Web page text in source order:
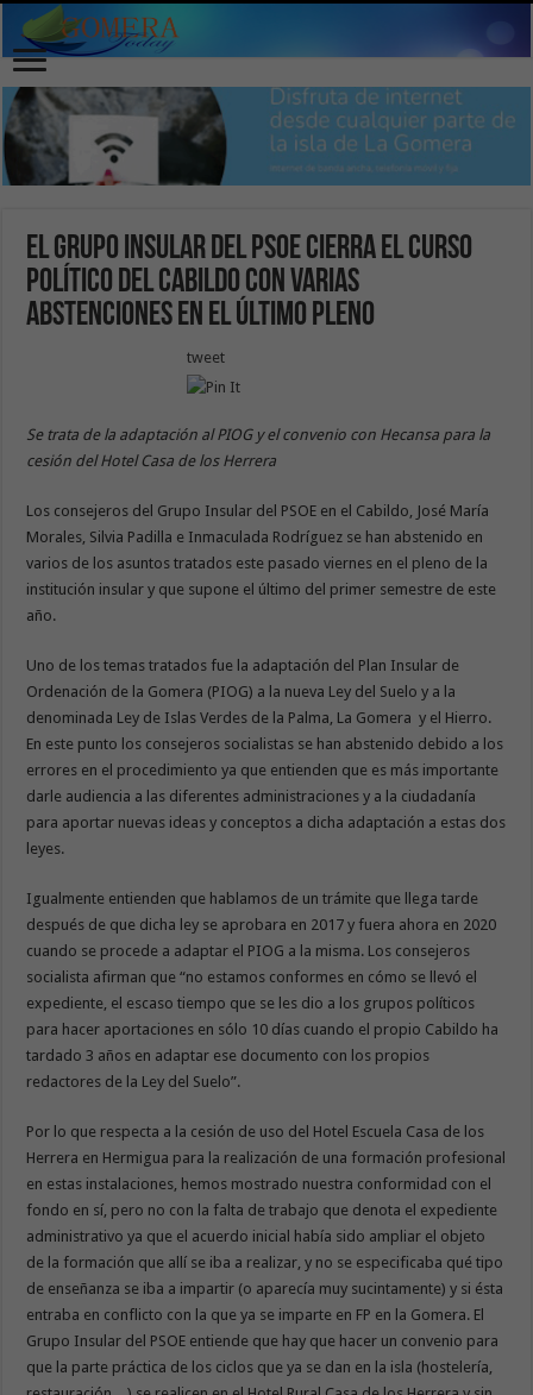
El Grupo Insular del PSOE cierra el curso
político del Cabildo con varias
abstenciones en el último pleno
tweet
Se trata de la adaptación al PIOG y el convenio con Hecansa para la
cesión del Hotel Casa de los Herrera
Los consejeros del Grupo Insular del PSOE en el Cabildo, José María
Morales, Silvia Padilla e Inmaculada Rodríguez se han abstenido en
varios de los asuntos tratados este pasado viernes en el pleno de la
institución insular y que supone el último del primer semestre de este
año.
Uno de los temas tratados fue la adaptación del Plan Insular de
Ordenación de la Gomera (PIOG) a la nueva Ley del Suelo y a la
denominada Ley de Islas Verdes de la Palma, La Gomera y el Hierro.
En este punto los consejeros socialistas se han abstenido debido a los
errores en el procedimiento ya que entienden que es más importante
darle audiencia a las diferentes administraciones y a la ciudadanía
para aportar nuevas ideas y conceptos a dicha adaptación a estas dos
leyes.
Igualmente entienden que hablamos de un trámite que llega tarde
después de que dicha ley se aprobara en 2017 y fuera ahora en 2020
cuando se procede a adaptar el PIOG a la misma. Los consejeros
socialista afirman que “no estamos conformes en cómo se llevó el
expediente, el escaso tiempo que se les dio a los grupos políticos
para hacer aportaciones en sólo 10 días cuando el propio Cabildo ha
tardado 3 años en adaptar ese documento con los propios
redactores de la Ley del Suelo”.
Por lo que respecta a la cesión de uso del Hotel Escuela Casa de los
Herrera en Hermigua para la realización de una formación profesional
en estas instalaciones, hemos mostrado nuestra conformidad con el
fondo en sí, pero no con la falta de trabajo que denota el expediente
administrativo ya que el acuerdo inicial había sido ampliar el objeto
de la formación que allí se iba a realizar, y no se especificaba qué tipo
de enseñanza se iba a impartir (o aparecía muy sucintamente) y si ésta
entraba en conflicto con la que ya se imparte en FP en la Gomera. El
Grupo Insular del PSOE entiende que hay que hacer un convenio para
que la parte práctica de los ciclos que ya se dan en la isla (hostelería,